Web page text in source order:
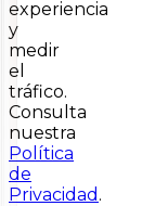
experiencia
y
medir
el
tráfico.
Consulta
nuestra
Política
de
Privacidad .